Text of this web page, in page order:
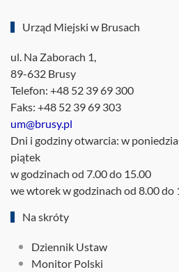
Urząd Miejski w Brusach
ul. Na Zaborach 1,
89-632 Brusy
Telefon: +48 52 39 69 300
Faks: +48 52 39 69 303
um@brusy.pl
Dni i godziny otwarcia: w
piątek
w godzinach od 7.00 do 15.00
we wtorek w godzinach od 8.00 do
Na skróty
Dziennik Ustaw
Monitor Polski